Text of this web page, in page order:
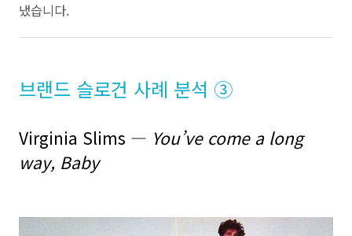
냈습니다.
브랜드 슬로건 사례 분석 ③
Virginia Slims ― You’ve come a long
way, Baby